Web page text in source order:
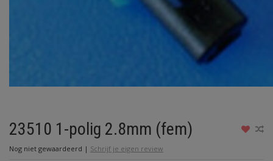
23510 1-polig 2.8mm (fem)
Nog niet gewaardeerd | Schrijf je eigen review